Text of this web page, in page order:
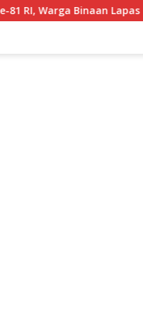
Lapas Kelas I Malang